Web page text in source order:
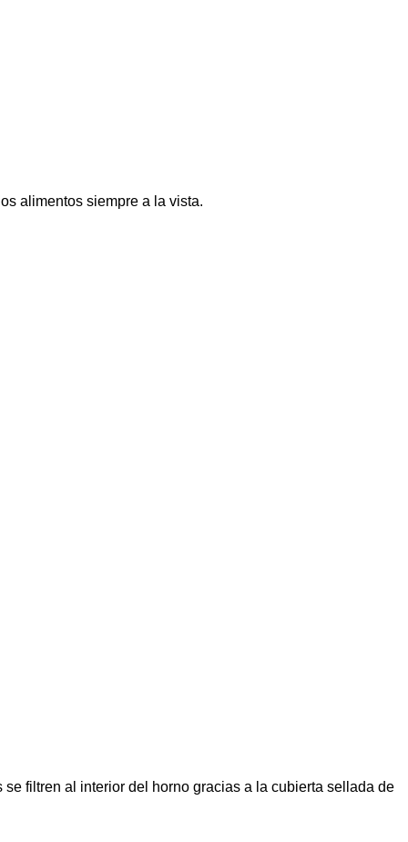
alimentos siempre a la vista.
filtren al interior del horno gracias a la cubierta sellada de